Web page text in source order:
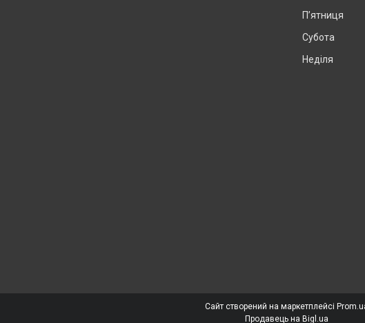
Пʼятниця
Субота
Неділя
Сайт створений на маркетплейсі
Продавець на Bigl.ua